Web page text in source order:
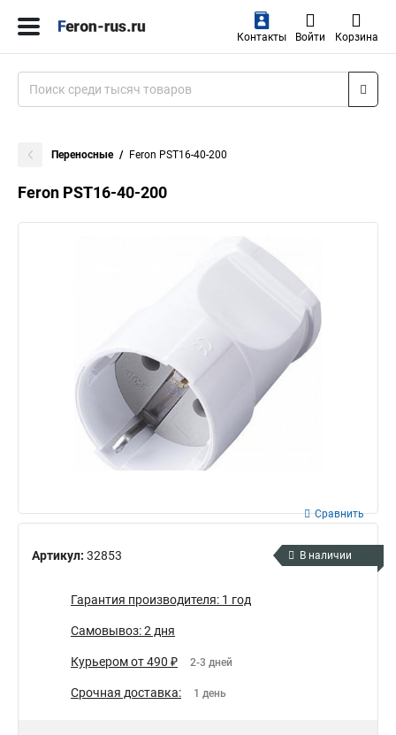
Контакты Войти Корзина
Переносные Feron PST16-40-200
Feron PST16-40-200
Артикул: 32853
Сравнить
В наличии
Гарантия производителя: 1 год
Самовывоз: 2 дня
Курьером от 490 ₽ 2-3 дней
Срочная доставка: 1 день